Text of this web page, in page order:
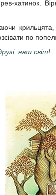
хатинок.
по
наш світ!